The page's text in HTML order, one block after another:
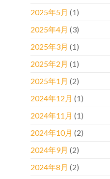
2025年5月 (1)
2025年4月 (3)
2025年3月 (1)
2025年2月 (1)
2025年1月 (2)
2024年12月 (1)
2024年11月 (1)
2024年10月 (2)
2024年9月 (2)
2024年8月 (2)